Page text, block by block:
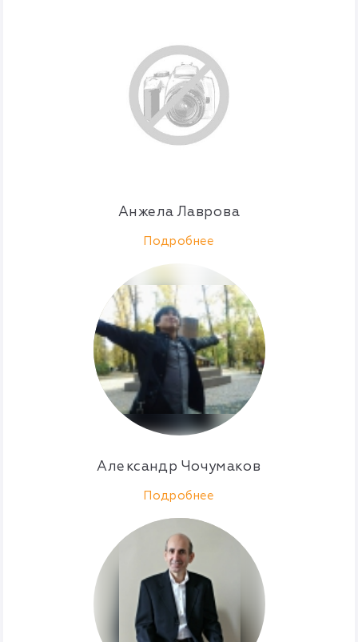
Анжела Лаврова
Подробнее
Александр Чочумаков
Подробнее